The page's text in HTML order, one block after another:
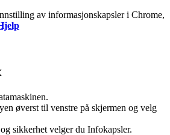
av informasjonskapsler i Chrome,
øverst til venstre på skjermen og velg
sikkerhet velger du Infokapsler.